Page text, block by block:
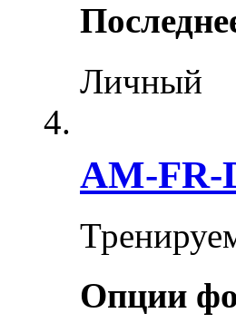
Личный
AM-FR-
Опции